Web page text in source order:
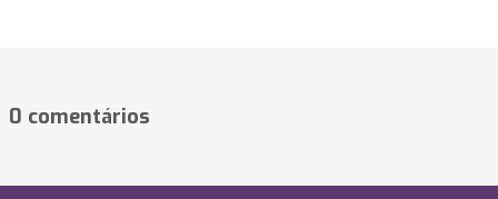
0 comentários